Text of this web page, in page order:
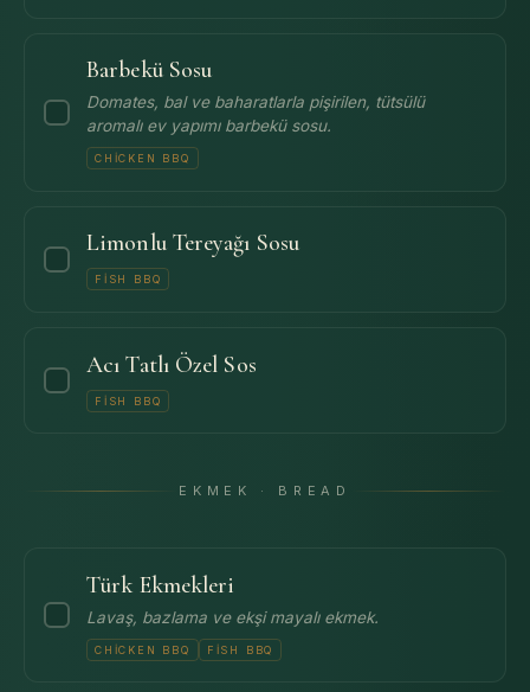
Barbekü Sosu
Domates, bal ve baharatlarla pişirilen, tütsülü
aromalı ev yapımı barbekü sosu.
CHICKEN BBQ
Limonlu Tereyağı Sosu
FISH BBQ
Acı Tatlı Özel Sos
FISH BBQ
EKMEK · BREAD
Türk Ekmekleri
Lavaş, bazlama ve ekşi mayalı ekmek.
CHICKEN BBQ FISH BBQ